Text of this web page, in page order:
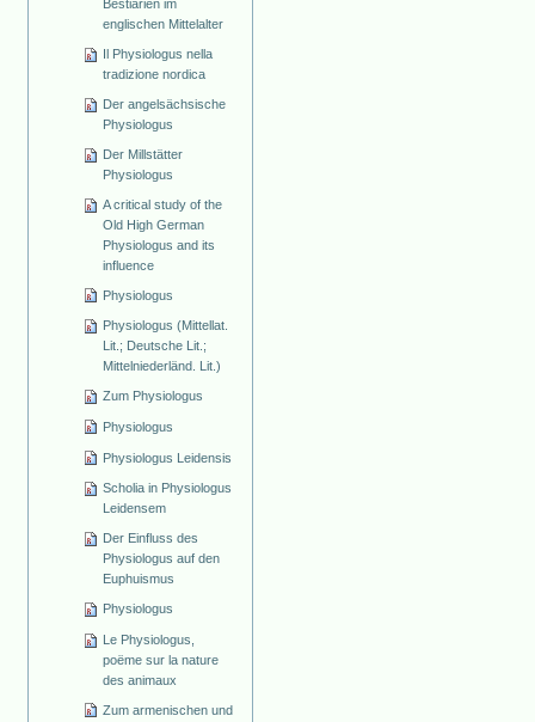
Bestiarien im
englischen Mittelalter
Il Physiologus nella
tradizione nordica
Der angelsächsische
Physiologus
Der Millstätter
Physiologus
A critical study of the
Old High German
Physiologus and its
influence
Physiologus
Physiologus (Mittellat.
Lit.; Deutsche Lit.;
Mittelniederländ. Lit.)
Zum Physiologus
Physiologus
Physiologus Leidensis
Scholia in Physiologus
Leidensem
Der Einfluss des
Physiologus auf den
Euphuismus
Physiologus
Le Physiologus,
poëme sur la nature
des animaux
Zum armenischen und